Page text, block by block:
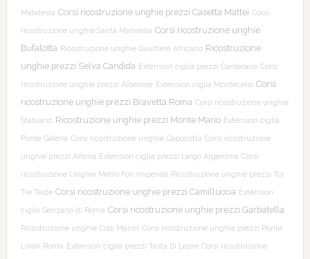
Malatesta Corsi ricostruzione unghie prezzi Casetta Mattei Corsi
ricostruzione unghie Santa Marinella Corsi ricostruzione unghie
Bufalotta Ricostruzione unghie Quartiere Africano Ricostruzione
unghie prezzi Selva Candida Extension ciglia prezzi Canterano Corsi
ricostruzione unghie prezzi Alberone Extension ciglia Montecelio Corsi
ricostruzione unghie prezzi Bravetta Roma Corsi ricostruzione unghie
Statuario Ricostruzione unghie prezzi Monte Mario Extension ciglia
Ponte Galeria Corsi ricostruzione unghie Capocotta Corsi ricostruzione
unghie prezzi Artena Extension ciglia prezzi Largo Argentina Corsi
ricostruzione Unghie Metro Fori Imperiali Ricostruzione unghie prezzi Tor
Tre Teste Corsi ricostruzione unghie prezzi Camilluccia Extension
ciglia Genzano di Roma Corsi ricostruzione unghie prezzi Garbatella
Ricostruzione unghie Colli Marini Corsi ricostruzione unghie prezzi Ponte
Linari Roma Extension ciglia prezzi Testa Di Lepre Corsi ricostruzione